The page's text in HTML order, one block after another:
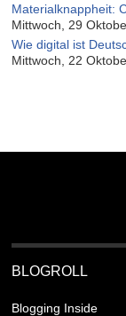
Materialknappheit:
Mittwoch, 29
Wie digital ist
Mittwoch, 22
BLOGROLL
Blogging Inside